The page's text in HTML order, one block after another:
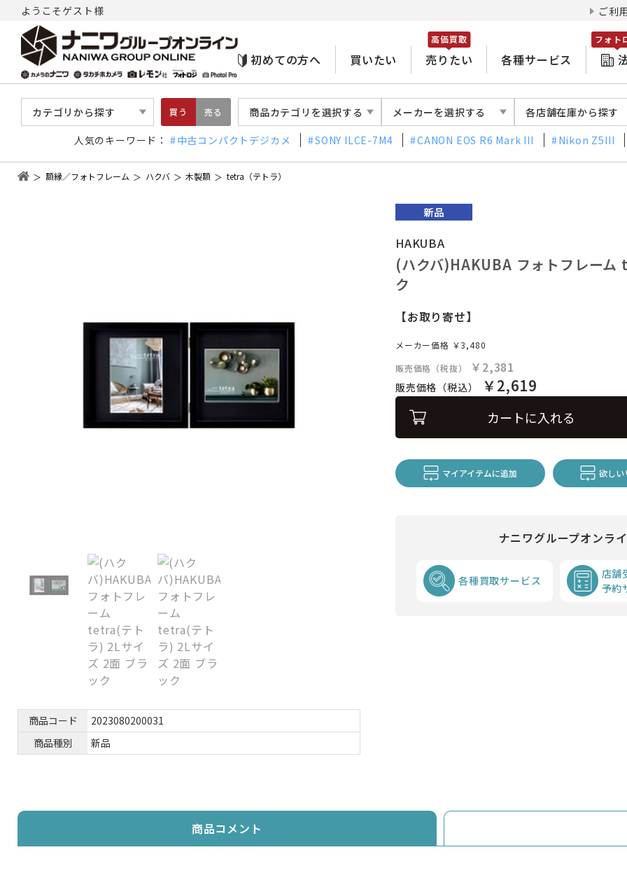
ようこそゲスト様 ご利
初めての方へ 買いたい 売りたい
高価買取
各種サービス
フォト
カテゴリから探す 買う 売る 商品カテゴリを選択する メーカーを選択する 各店舗在庫から探す
人気のキーワード： 中古コンパクトデジカメ SONY ILCE-7M4 CANON EOS R6 Mark III Nikon Z5III
額縁／フォトフレーム ハクバ 木製額 tetra（テトラ）
商品コード
2023080200031
商品種別
新品
HAKUBA
(ハクバ)HAKUBA フォトフレー
ク
【お取り寄せ】
メーカー価格 ￥3,480
販売価格（税抜）
￥2,381
販売価格（税込） ￥2,619
カートに入れる
マイアイテムに追加 欲しい
ナニワグループオンラ
各種買取サービス
店舗
予約
商品コメント